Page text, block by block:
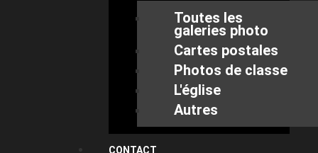
Toutes les
galeries photo
Cartes postales
Photos de classe
L'église
Autres
CONTACT